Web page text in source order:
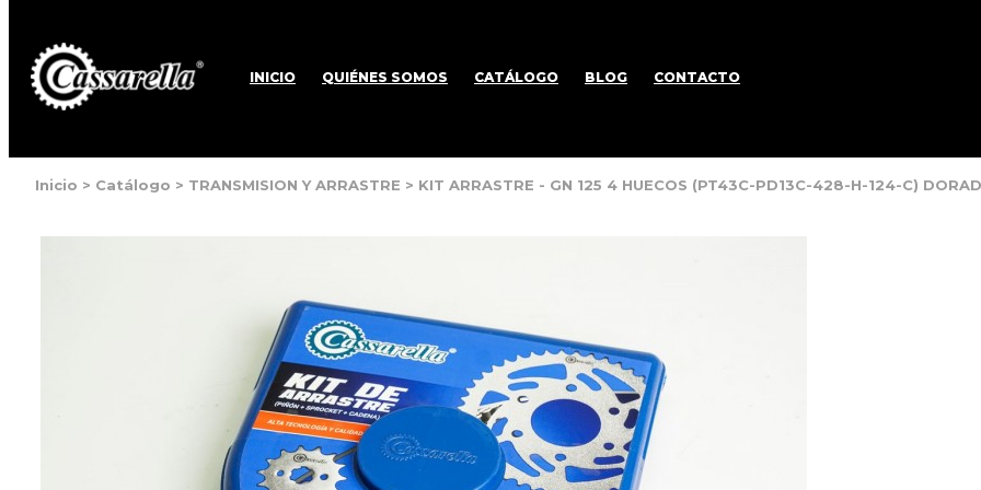
INICIO QUIÉNES SOMOS CATÁLOGO BLOG CONTACTO
Inicio > Catálogo > TRANSMISION Y ARRASTRE > KIT ARRASTRE - GN 125 4 HUECOS (PT43C-PD13C-428-H-124-C)